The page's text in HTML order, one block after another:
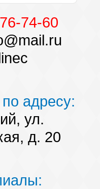
74-60
адресу:
ул.
д. 20